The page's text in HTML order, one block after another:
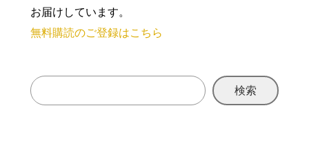
お届けしています。
無料購読のご登録はこちら
検索